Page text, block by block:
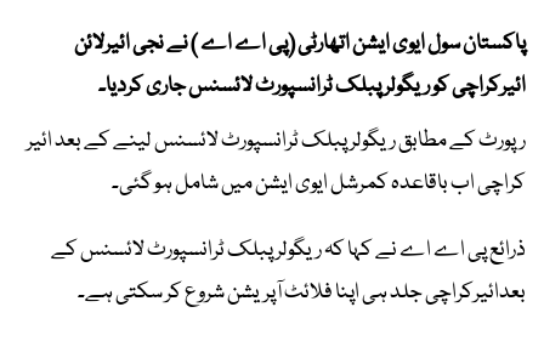
پاکستان سول ایوی ایشن اتھارٹی (پی اے اے ) نے نجی ائیرلائن
ائیرکراچی کو ریگولر پبلک ٹرانسپورٹ لائسنس جاری کردیا۔
رپورٹ کے مطابق ریگولر پبلک ٹرانسپورٹ لائسنس لینے کے بعد ائیر
کراچی اب باقاعدہ کمرشل ایوی ایشن میں شامل ہو گئی۔
ذرائع پی اے اے نے کہا کہ ریگولر پبلک ٹرانسپورٹ لائسنس کے
بعدائیرکراچی جلد ہی اپنا فلائٹ آپریشن شروع کر سکتی ہے۔